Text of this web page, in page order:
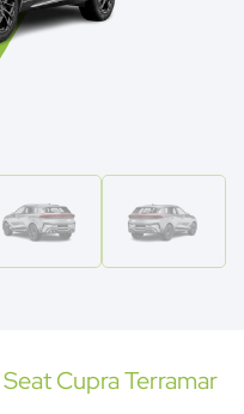
SeatCupra Terramar